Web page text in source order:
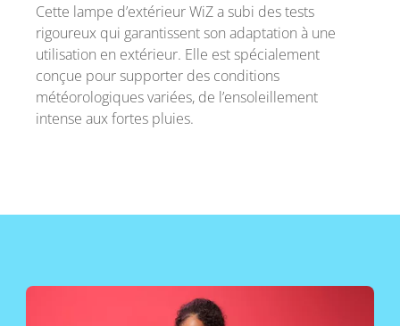
Cette lampe d’extérieur WiZ a subi des tests
rigoureux qui garantissent son adaptation à une
utilisation en extérieur. Elle est spécialement
conçue pour supporter des conditions
météorologiques variées, de l’ensoleillement
intense aux fortes pluies.